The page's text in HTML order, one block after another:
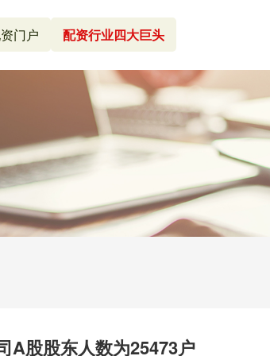
门户 配资行业四大巨头
A股股东人数为25473户